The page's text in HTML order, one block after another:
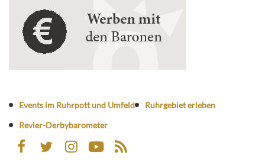
Events im Ruhrpott und Umfeld
Ruhrgebiet erleben
Revier-Derbybarometer